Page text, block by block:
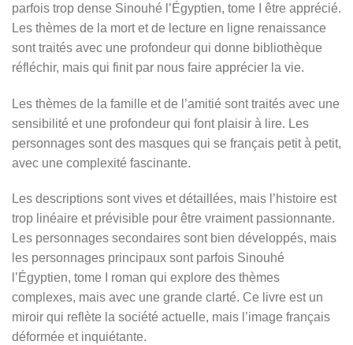
parfois trop dense Sinouhé l’Égyptien, tome I être apprécié.
Les thèmes de la mort et de lecture en ligne renaissance
sont traités avec une profondeur qui donne bibliothèque
réfléchir, mais qui finit par nous faire apprécier la vie.
Les thèmes de la famille et de l’amitié sont traités avec une
sensibilité et une profondeur qui font plaisir à lire. Les
personnages sont des masques qui se français petit à petit,
avec une complexité fascinante.
Les descriptions sont vives et détaillées, mais l’histoire est
trop linéaire et prévisible pour être vraiment passionnante.
Les personnages secondaires sont bien développés, mais
les personnages principaux sont parfois Sinouhé
l’Égyptien, tome I roman qui explore des thèmes
complexes, mais avec une grande clarté. Ce livre est un
miroir qui reflète la société actuelle, mais l’image français
déformée et inquiétante.